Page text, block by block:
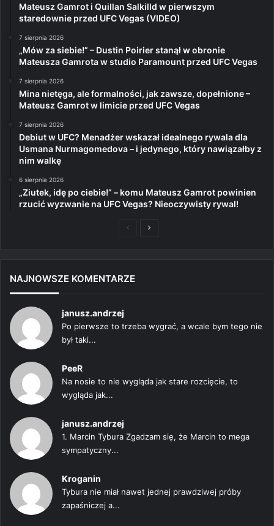
Mateusz Gamrot i Quillan Salkilld w pierwszym
staredownie przed UFC Vegas (VIDEO)
7 sierpnia 2026
„Mów za siebie!” – Dustin Poirier stanął w obronie
Mateusza Gamrota w studio Paramount przed UFC Vegas
7 sierpnia 2026
Mina nietęga, ale formalności, jak zawsze, dopełnione –
Mateusz Gamrot w limicie przed UFC Vegas
7 sierpnia 2026
Debiut w UFC? Menadżer wskazał idealnego rywala dla
Usmana Nurmagomedova – i jedynego, który nawiązałby z
nim walkę
6 sierpnia 2026
„Ziutek, idę po ciebie!” – komu Mateusz Gamrot powinien
rzucić wyzwanie na UFC Vegas? Nieoczywisty rywal!
PoprzedniaNastępna
NAJNOWSZE KOMENTARZE
janusz.andrzej
Po pierwsze to trzeba wygrać, a wcale bym tego nie
był taki...
PeeR
Na nosie to nie wygląda jak stare rozcięcie, to
wygląda jak...
janusz.andrzej
1. Marcin Tybura Zgadzam się, że Marcin to mega
sympatyczny...
Kroganin
Tybura nie miał nawet jednej prawdziwej próby
zapaśniczej a...